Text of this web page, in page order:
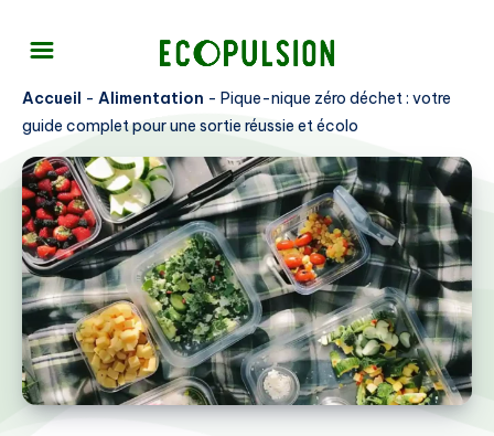
Accueil - Alimentation - Pique-nique zéro déchet : votre
guide complet pour une sortie réussie et écolo